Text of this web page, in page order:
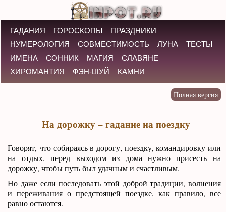
ГАДАНИЯ ГОРОСКОПЫ
ПРАЗДНИКИ
НУМЕРОЛОГИЯ
СОВМЕСТИМОСТЬ ЛУНА
ТЕСТЫ
ИМЕНА
СОННИК МАГИЯ
СЛАВЯНЕ
ХИРОМАНТИЯ
ФЭН-ШУЙ КАМНИ
На дорожку – гадание на поездку
Говорят, что собираясь в дорогу, поездку, командировку или
на отдых, перед выходом из дома нужно присесть на
дорожку, чтобы путь был удачным и счастливым.
Но даже если последовать этой доброй традиции, волнения
и переживания о предстоящей поездке, как правило, все
равно остаются.